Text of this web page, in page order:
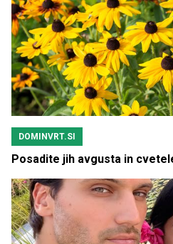
DOMINVRT.SI
Posadite jih avgusta in